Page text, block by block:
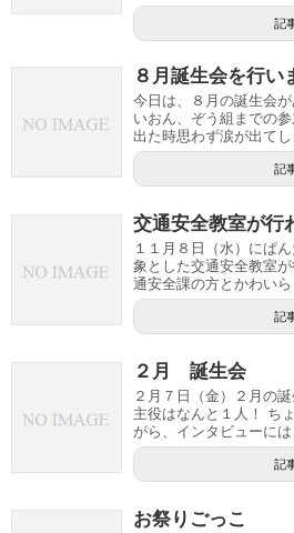
記
８月誕生会を行い
今日は、８月の誕生会
いおん、ぞう組までの
出た時思わず涙が出て
記
交通安全教室が行
１１月８日（水）にぱ
象とした交通安全教室
通安全課の方とかわい
記
２月 誕生会
２月７日（金）２月の
主役はなんと１人！ ち
がら、インタビューに
記
お祭りごっこ